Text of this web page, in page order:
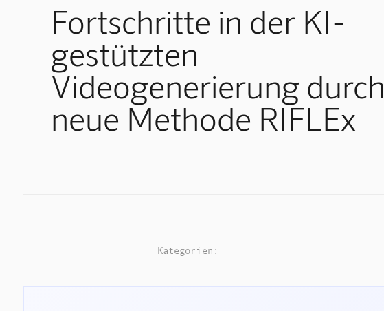
Fortschritte in der KI-
gestützten
Videogenerierung durch
neue Methode RIFLEx
Kategorien: